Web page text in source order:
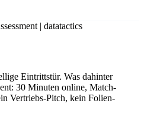
| datatactics
Eintrittstür. Was dahinter
30 Minuten online, Match-
Vertriebs-Pitch, kein Folien-